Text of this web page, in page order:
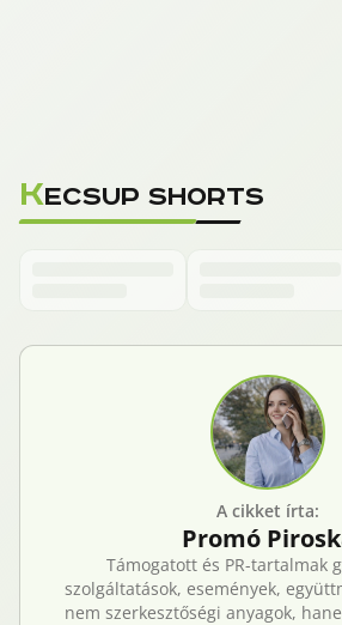
KECSUP SHORTS
A cikket írta:
Promó
Támogatott és PR-tartalmak
szolgáltatások, események,
nem szerkesztőségi anyagok,